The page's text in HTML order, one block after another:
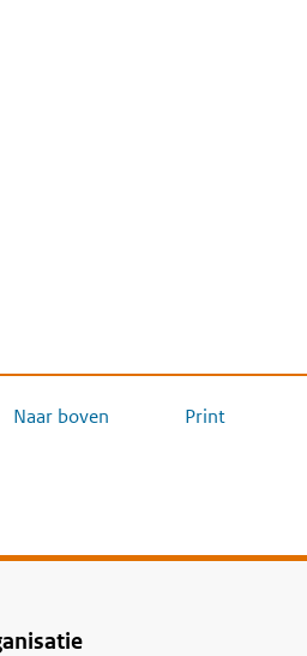
Naar boven Print